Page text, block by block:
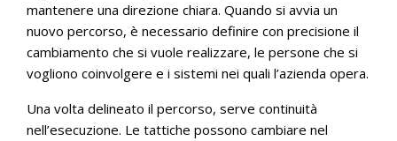
mantenere una direzione chiara. Quando si avvia un
nuovo percorso, è necessario definire con precisione il
cambiamento che si vuole realizzare, le persone che si
vogliono coinvolgere e i sistemi nei quali l’azienda opera.
Una volta delineato il percorso, serve continuità
nell’esecuzione. Le tattiche possono cambiare nel